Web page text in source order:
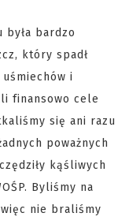
była bardzo
który spadł
i
finansowo cele
się ani razu
poważnych
kąśliwych
Byliśmy na
nie braliśmy